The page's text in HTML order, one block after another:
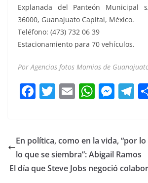
Explanada del Panteón Municipal
36000, Guanajuato Capital, México.
Teléfono: (473) 732 06 39
Estacionamiento para 70 vehículos.
Por Agencias fotos Momias de
F
e
b
o
T
er
E
l
W
s
A
p
M
e
n
g
T
a
En política, como en la vida, “por
lo que se siembra”: Abigail Ramos
El día que Steve Jobs negoció